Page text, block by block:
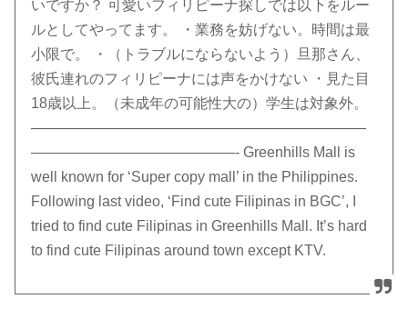
いですか？ 可愛いフィリピーナ探しでは以下をルー
ルとしてやってます。 ・業務を妨げない。時間は最
小限で。 ・（トラブルにならないよう）旦那さん、
彼氏連れのフィリピーナには声をかけない ・見た目
18歳以上。（未成年の可能性大の）学生は対象外。
———————————————————————
——————————————- Greenhills Mall is
well known for ‘Super copy mall’ in the Philippines.
Following last video, ‘Find cute Filipinas in BGC’, I
tried to find cute Filipinas in Greenhills Mall. It’s hard
to find cute Filipinas around town except KTV.